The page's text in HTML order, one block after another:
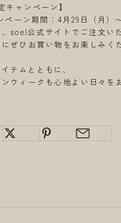
キャンペーン】
ペーン期間：4月29日（月）
、soel公式サイトでご注文い
ぜひお買い物をお楽しみく
テムとともに、
ウィークも心地よい日々を